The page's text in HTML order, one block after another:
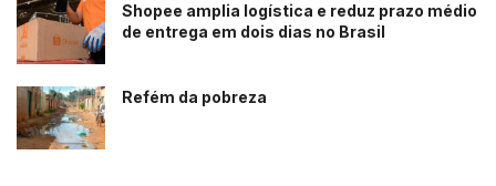
Shopee amplia logística e reduz prazo médio
de entrega em dois dias no Brasil
Refém da pobreza